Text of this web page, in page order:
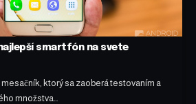
smartfón na svete
ktorý sa zaoberá testovaním a
množstva…